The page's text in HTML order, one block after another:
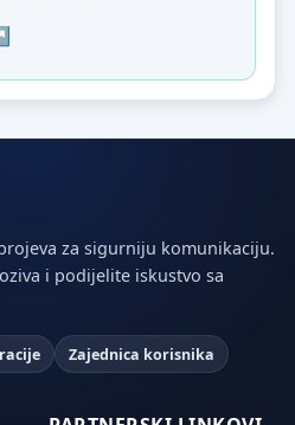
za sigurniju komunikaciju.
i podijelite iskustvo sa
Zajednica korisnika